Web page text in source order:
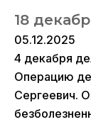
18
05.12.2025
4 декабря
Операцию
Сергеевич.